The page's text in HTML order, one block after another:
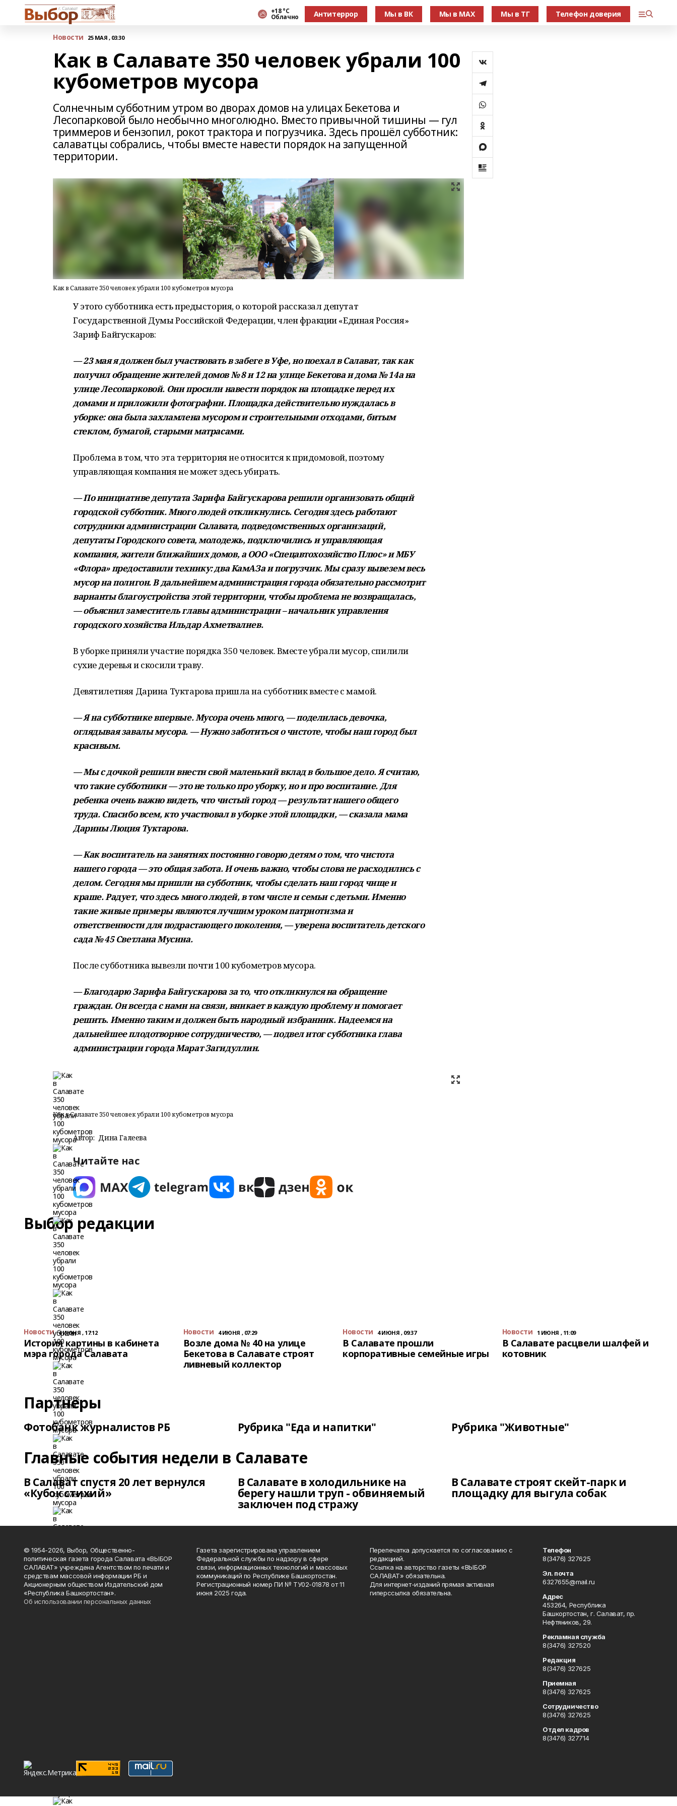
+18 °С
Облачно Антитеррор Мы в ВК Мы в МАХ Мы в ТГ Телефон доверия
Новости 25 МАЯ , 03:30
Как в Салавате 350 человек убрали 100
кубометров мусора
Солнечным субботним утром во дворах домов на улицах Бекетова и
Лесопарковой было необычно многолюдно. Вместо привычной тишины — гул
триммеров и бензопил, рокот трактора и погрузчика. Здесь прошёл субботник:
салаватцы собрались, чтобы вместе навести порядок на запущенной
территории.
Как в Салавате 350 человек убрали 100 кубометров мусора
У этого субботника есть предыстория, о которой рассказал депутат
Государственной Думы Российской Федерации, член фракции «Единая Россия»
Зариф Байгускаров:
— 23 мая я должен был участвовать в забеге в Уфе, но поехал в Салават, так как
получил обращение жителей домов № 8 и 12 на улице Бекетова и дома № 14а на
улице Лесопарковой. Они просили навести порядок на площадке перед их
домами и приложили фотографии. Площадка действительно нуждалась в
уборке: она была захламлена мусором и строительными отходами, битым
стеклом, бумагой, старыми матрасами.
Проблема в том, что эта территория не относится к придомовой, поэтому
управляющая компания не может здесь убирать.
— По инициативе депутата Зарифа Байгускарова решили организовать общий
городской субботник. Много людей откликнулись. Сегодня здесь работают
сотрудники администрации Салавата, подведомственных организаций,
депутаты Городского совета, молодежь, подключились и управляющая
компания, жители ближайших домов, а ООО «Спецавтохозяйство Плюс» и МБУ
«Флора» предоставили технику: два КамАЗа и погрузчик. Мы сразу вывезем весь
мусор на полигон. В дальнейшем администрация города обязательно рассмотрит
варианты благоустройства этой территории, чтобы проблема не возвращалась,
— объяснил заместитель главы администрации – начальник управления
городского хозяйства Ильдар Ахметвалиев.
В уборке приняли участие порядка 350 человек. Вместе убрали мусор, спилили
сухие деревья и скосили траву.
Девятилетняя Дарина Туктарова пришла на субботник вместе с мамой.
— Я на субботнике впервые. Мусора очень много, — поделилась девочка,
оглядывая завалы мусора. — Нужно заботиться о чистоте, чтобы наш город был
красивым.
— Мы с дочкой решили внести свой маленький вклад в большое дело. Я считаю,
что такие субботники — это не только про уборку, но и про воспитание. Для
ребенка очень важно видеть, что чистый город — результат нашего общего
труда. Спасибо всем, кто участвовал в уборке этой площадки, — сказала мама
Дарины Люция Туктарова.
— Как воспитатель на занятиях постоянно говорю детям о том, что чистота
нашего города — это общая забота. И очень важно, чтобы слова не расходились с
делом. Сегодня мы пришли на субботник, чтобы сделать наш город чище и
краше. Радует, что здесь много людей, в том числе и семьи с детьми. Именно
такие живые примеры являются лучшим уроком патриотизма и
ответственности для подрастающего поколения, — уверена воспитатель детского
сада № 45 Светлана Мусина.
После субботника вывезли почти 100 кубометров мусора.
— Благодарю Зарифа Байгускарова за то, что откликнулся на обращение
граждан. Он всегда с нами на связи, вникает в каждую проблему и помогает
решить. Именно таким и должен быть народный избранник. Надеемся на
дальнейшее плодотворное сотрудничество, — подвел итог субботника глава
администрации города Марат Загидуллин.
Как в Салавате 350 человек убрали 100 кубометров мусора
Автор: Дина Галеева
Читайте нас
Выбор редакции
Новости 4 ИЮНЯ , 17:12
История картины в кабинета
мэра города Салавата
Новости 4 ИЮНЯ , 07:29
Возле дома № 40 на улице
Бекетова в Салавате строят
ливневый коллектор
Новости 4 ИЮНЯ , 09:37
В Салавате прошли
корпоративные семейные игры
Новости 1 ИЮНЯ , 11:09
В Салавате расцвели шалфей и
котовник
Партнеры
Фотобанк журналистов РБ Рубрика "Еда и напитки" Рубрика "Животные"
Главные события недели в Салавате
В Салават спустя 20 лет вернулся
«Кубок стихий»
В Салавате в холодильнике на
берегу нашли труп - обвиняемый
заключен под стражу
В Салавате строят скейт-парк и
площадку для выгула собак
© 1954-2026, Выбор, Общественно-
политическая газета города Салавата «ВЫБОР
САЛАВАТ» учреждена Агентством по печати и
средствам массовой информации РБ и
Акционерным обществом Издательский дом
«Республика Башкортостан».
Об использовании персональных данных
Газета зарегистрирована управлением
Федеральной службы по надзору в сфере
связи, информационных технологий и массовых
коммуникаций по Республике Башкортостан.
Регистрационный номер ПИ № ТУ02-01878 от 11
июня 2025 года.
Перепечатка допускается по согласованию с
редакцией.
Ссылка на авторство газеты «ВЫБОР
САЛАВАТ» обязательна.
Для интернет-изданий прямая активная
гиперссылка обязательна.
Телефон
8(3476) 327625
Эл. почта
6327655@mail.ru
Адрес
453264, Республика
Башкортостан, г. Салават, пр.
Нефтяников, 29.
Рекламная служба
8(3476) 327520
Редакция
8(3476) 327625
Приемная
8(3476) 327625
Сотрудничество
8(3476) 327625
Отдел кадров
8(3476) 327714